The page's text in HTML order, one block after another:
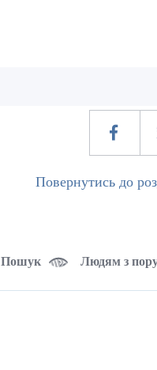
Повернутись до
Людям з
Пошук